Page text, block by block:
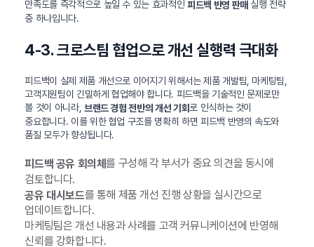
만족도를 즉각적으로 높일 수 있는 효과적인 피드백 반영 판매실행 전략
중 하나입니다.
4-3. 크로스팀 협업으로 개선 실행력 극대화
피드백이 실제 제품 개선으로 이어지기 위해서는 제품 개발팀, 마케팅팀,
고객지원팀이 긴밀하게 협업해야 합니다. 피드백을 기술적인 문제로만
볼 것이 아니라, 브랜드 경험 전반의 개선 기회 로 인식하는 것이
중요합니다. 이를 위한 협업 구조를 명확히 하면 피드백 반영의 속도와
품질 모두가 향상됩니다.
피드백 공유 회의체를 구성해 각 부서가 중요 의견을 동시에
검토합니다.
공유 대시보드를 통해 제품 개선 진행 상황을 실시간으로
업데이트합니다.
마케팅팀은 개선 내용과 사례를 고객 커뮤니케이션에 반영해
신뢰를 강화합니다.